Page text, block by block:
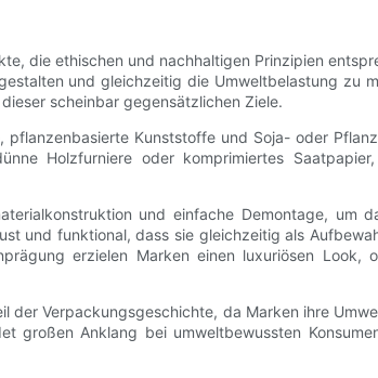
die ethischen und nachhaltigen Prinzipien
und gleichzeitig die Umweltbelastung zu
scheinbar gegensätzlichen Ziele.
Kunststoffe und Soja- oder
Holzfurniere oder komprimiertes
und einfache Demontage, um
und funktional, dass sie gleichzeitig als
erzielen Marken einen luxuriösen
Verpackungsgeschichte, da Marken ihre
großen Anklang bei umweltbewussten